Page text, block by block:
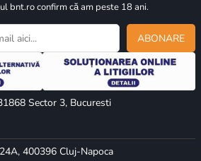
bnt.ro confirm că am peste 18 ani.
ABONARE
Sector 3, Bucuresti
400396 Cluj-Napoca